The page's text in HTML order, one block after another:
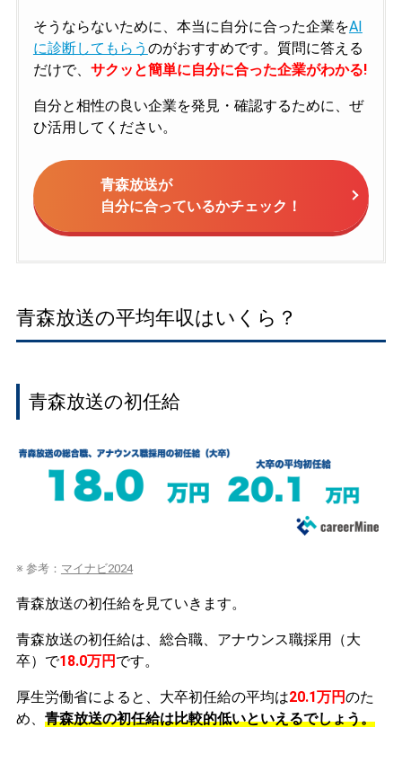
そうならないために、本当に自分に合った企業をAI
に診断してもらう のがおすすめです。質問に答える
だけで、 サクッと簡単に自分に合った企業がわかる!
自分と相性の良い企業を発見・確認するために、ぜ
ひ活用してください。
青森放送が
自分に合っているかチェック！
青森放送の平均年収はいくら？
青森放送の初任給
※ 参考： マイナビ2024
青森放送の初任給を見ていきます。
青森放送の初任給は、総合職、アナウンス職採用（大
卒）で18.0万円 です。
厚生労働省によると、大卒初任給の平均は20.1万円のた
め、 青森放送の初任給は比較的低いといえるでしょう。